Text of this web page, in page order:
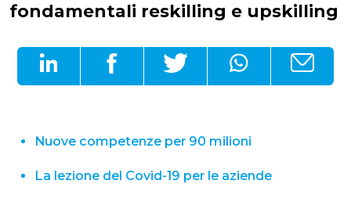
fondamentali reskilling e upskilling
Nuove competenze per 90 milioni
La lezione del Covid-19 per le aziende